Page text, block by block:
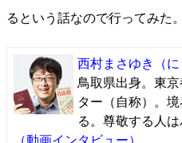
るという話なので行ってみた。
西村まさゆき
（
鳥取県出身。東
ター（自称）。
る。尊敬する人は
（動画インタビュー）